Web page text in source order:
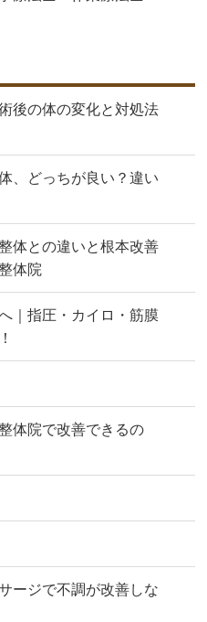
後の体の変化と対処法
、どっちが良い？違い
体との違いと根本改善
体院
｜指圧・カイロ・筋膜
体院で改善できるの
ージで不調が改善しな